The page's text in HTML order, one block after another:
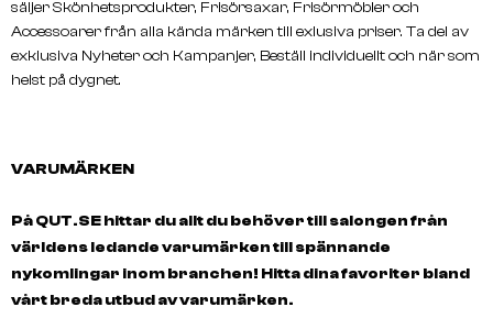
säljer Skönhetsprodukter, Frisörsaxar, Frisörmöbler och
Accessoarer från alla kända märken till exlusiva priser. Ta del av
exklusiva Nyheter och Kampanjer, Beställ individuellt och när som
helst på dygnet.
VARUMÄRKEN
På QUT.SE hittar du allt du behöver till salongen från
världens ledande varumärken till spännande
nykomlingar inom branchen! Hitta dina favoriter bland
vårt breda utbud av varumärken.